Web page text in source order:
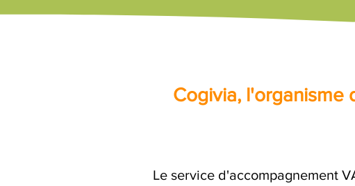
Cogivia, l'organisme
Le service d'accompagnement